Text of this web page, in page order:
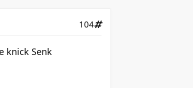
104
knick Senk